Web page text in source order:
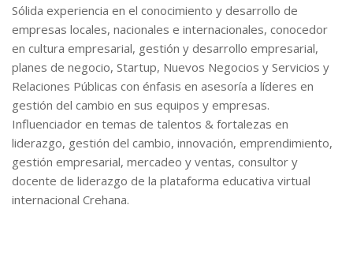
Sólida experiencia en el conocimiento y desarrollo de
empresas locales, nacionales e internacionales, conocedor
en cultura empresarial, gestión y desarrollo empresarial,
planes de negocio, Startup, Nuevos Negocios y Servicios y
Relaciones Públicas con énfasis en asesoría a líderes en
gestión del cambio en sus equipos y empresas.
Influenciador en temas de talentos & fortalezas en
liderazgo, gestión del cambio, innovación, emprendimiento,
gestión empresarial, mercadeo y ventas, consultor y
docente de liderazgo de la plataforma educativa virtual
internacional Crehana.